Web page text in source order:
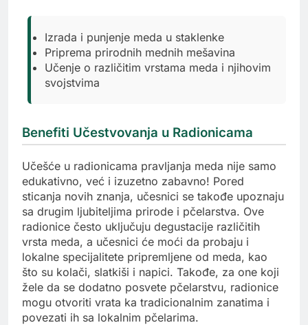
Izrada i punjenje meda u staklenke
Priprema prirodnih mednih mešavina
Učenje o različitim vrstama meda i njihovim
svojstvima
Benefiti Učestvovanja u Radionicama
Učešće u radionicama pravljanja meda nije samo
edukativno, već i izuzetno zabavno! Pored
sticanja novih znanja, učesnici se takođe upoznaju
sa drugim ljubiteljima prirode i pčelarstva. Ove
radionice često uključuju degustacije različitih
vrsta meda, a učesnici će moći da probaju i
lokalne specijalitete pripremljene od meda, kao
što su kolači, slatkiši i napici. Takođe, za one koji
žele da se dodatno posvete pčelarstvu, radionice
mogu otvoriti vrata ka tradicionalnim zanatima i
povezati ih sa lokalnim pčelarima.